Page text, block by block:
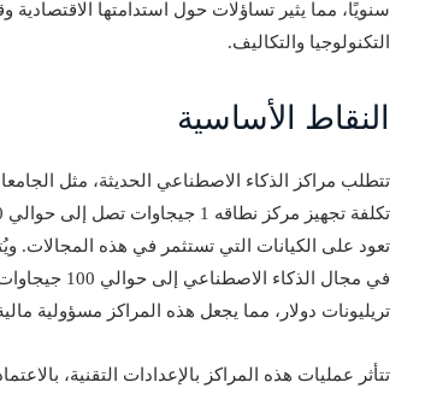
سنويًا، مما يثير تساؤلات حول استدامتها
التكنولوجيا والتكاليف.
النقاط الأساسية
تتطلب مراكز الذكاء الاصطناعي الحديثة، مثل
تعود على الكيانات التي تستثمر في هذه المجالات.
تريليونات دولار، مما يجعل هذه المراكز مسؤولية